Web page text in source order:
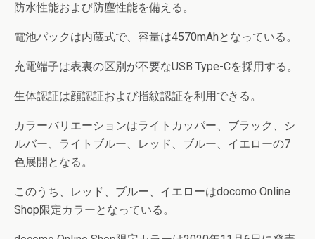
防水性能および防塵性能を備える。
電池パックは内蔵式で、容量は4570mAhとなっている。
充電端子は表裏の区別が不要なUSB Type-Cを採用する。
生体認証は顔認証および指紋認証を利用できる。
カラーバリエーションはライトカッパー、ブラック、シ
ルバー、ライトブルー、レッド、ブルー、イエローの7
色展開となる。
このうち、レッド、ブルー、イエローはdocomo Online
Shop限定カラーとなっている。